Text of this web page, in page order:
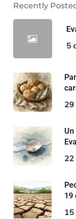
Recently
5
29
22
19